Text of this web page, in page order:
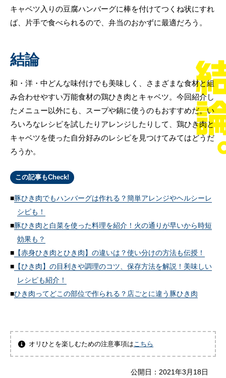
キャベツ入りの豆腐ハンバーグに棒を付けてつくね状にすれ
ば、片手で食べられるので、弁当のおかずに最適だろう。
結論
和・洋・中どんな味付けでも美味しく、さまざまな食材と組
み合わせやすい万能食材の鶏ひき肉とキャベツ。今回紹介し
たメニュー以外にも、スープや鍋に使うのもおすすめだ。い
ろいろなレシピを試したりアレンジしたりして、鶏ひき肉と
キャベツを使った自分好みのレシピを見つけてみてはどうだ
ろうか。
この記事もCheck!
豚ひき肉でもハンバーグは作れる？簡単アレンジやヘルシーレ
シピも！
豚ひき肉と白菜を使った料理を紹介！火の通りが早いから時短
効果も？
【赤身ひき肉とひき肉】の違いは？使い分けの方法も伝授！
【ひき肉】の目利きや調理のコツ、保存方法を解説！美味しい
レシピも紹介！
ひき肉ってどこの部位で作られる？店ごとに違う豚ひき肉
オリひとを楽しむための注意事項はこちら
公開日： 2021年3月18日